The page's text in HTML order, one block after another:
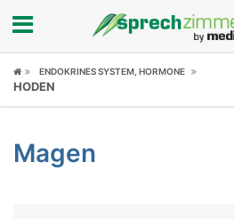
Fokus
Symptome
ENDOKRINES SYSTEM, HORMONE
HODEN
Magen